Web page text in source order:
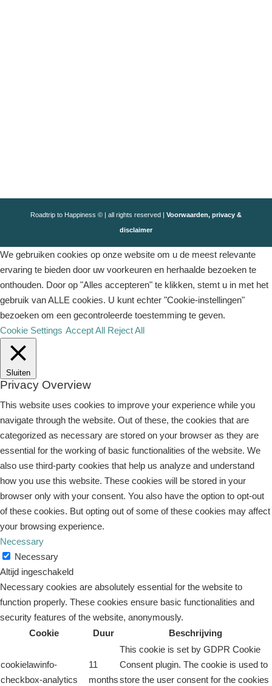
Roadtrip to Happiness © | all rights reserved | Voorwaarden, privacy &
disclaimer
We gebruiken cookies op onze website om u de meest relevante
ervaring te bieden door uw voorkeuren en herhaalde bezoeken te
onthouden. Door op "Alles accepteren" te klikken, stemt u in met het
gebruik van ALLE cookies. U kunt echter "Cookie-instellingen"
bezoeken om een ​​gecontroleerde toestemming te geven.
Cookie Settings Accept All Reject All
Sluiten
Privacy Overview
This website uses cookies to improve your experience while you
navigate through the website. Out of these, the cookies that are
categorized as necessary are stored on your browser as they are
essential for the working of basic functionalities of the website. We
also use third-party cookies that help us analyze and understand
how you use this website. These cookies will be stored in your
browser only with your consent. You also have the option to opt-out
of these cookies. But opting out of some of these cookies may affect
your browsing experience.
Necessary
Necessary
Altijd ingeschakeld
Necessary cookies are absolutely essential for the website to
function properly. These cookies ensure basic functionalities and
security features of the website, anonymously.
Cookie
Duur Beschrijving
cookielawinfo-
checkbox-analytics
11
months
This cookie is set by GDPR Cookie
Consent plugin. The cookie is used to
store the user consent for the cookies